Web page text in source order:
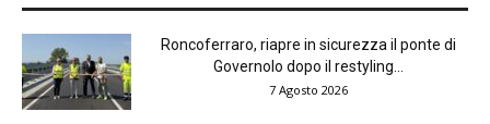
Roncoferraro, riapre in sicurezza il ponte di
Governolo dopo il restyling...
7 Agosto 2026